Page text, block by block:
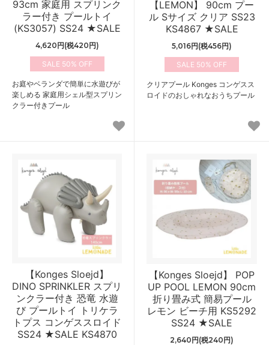
93cm 家庭用 スプリンク
ラー付き プールトイ
(KS3057) SS24 ★SALE
4,620円(税420円)
50%
お庭やベランダで簡単に水遊びが
楽しめる 家庭用シェル型スプリン
クラー付きプール
【LEMON】 90cm プー
ル Sサイズ クリア SS23
KS4867 ★SALE
5,016円(税456円)
50%
クリアプール Konges コンゲスス
ロイドのおしゃれなおうちプール
【Konges Sloejd】
DINO SPRINKLER スプリ
ンクラー付き 恐竜 水遊
び プールトイ トリケラ
トプス コンゲススロイド
SS24 ★SALE KS4870
【Konges Sloejd】 POP
UP POOL LEMON 90cm
折り畳み式 簡易プール
レモン ビーチ用 KS5292
SS24 ★SALE
2,640円(税240円)